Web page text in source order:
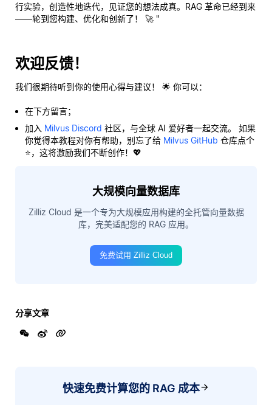
行实验，创造性地迭代，见证您的想法成真。RAG 革命已经到来
——轮到您构建、优化和创新了！ 🚀 "
欢迎反馈！
我们很期待听到你的使用心得与建议！ 🌟 你可以：
在下方留言；
加入 Milvus Discord 社区，与全球 AI 爱好者一起交流。 如果
你觉得本教程对你有帮助，别忘了给 Milvus GitHub 仓库点个
⭐，这将激励我们不断创作！💖
大规模向量数据库
Zilliz Cloud 是一个专为大规模应用构建的全托管向量数据
库，完美适配您的 RAG 应用。
免费试用 Zilliz Cloud
分享文章
快速免费计算您的 RAG 成本